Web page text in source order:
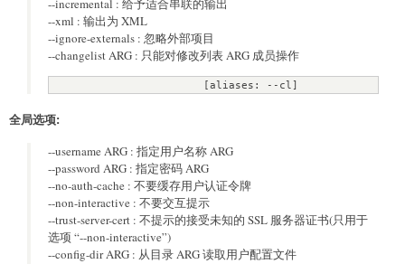
--incremental : 给予适合串联的输出
--xml : 输出为 XML
--ignore-externals : 忽略外部项目
--changelist ARG : 只能对修改列表 ARG 成员操作
                        [aliases: --cl]
全局选项:
--username ARG : 指定用户名称 ARG
--password ARG : 指定密码 ARG
--no-auth-cache : 不要缓存用户认证令牌
--non-interactive : 不要交互提示
--trust-server-cert : 不提示的接受未知的 SSL 服务器证书(只用于
选项 “--non-interactive”)
--config-dir ARG : 从目录 ARG 读取用户配置文件